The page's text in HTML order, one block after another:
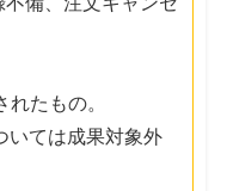
れたもの。
いては成果対象外